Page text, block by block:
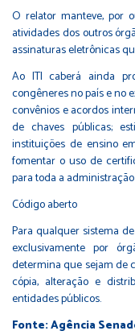
O relator manteve, por
atividades dos outros
assinaturas eletrônicas
Ao ITI caberá ainda
congêneres no país e no
convênios e acordos
de chaves públicas;
instituições de ensino
fomentar o uso de
para toda a
Código aberto
Para qualquer sistema
exclusivamente por
determina que sejam de
cópia, alteração e
entidades públicos.
Fonte: Agência